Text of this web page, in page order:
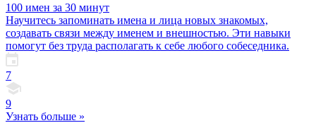
100 имен за 30 минут
Научитесь запоминать имена и лица новых знакомых,
создавать связи между именем и внешностью. Эти навыки
помогут без труда располагать к себе любого собеседника.
7
9
Узнать больше »